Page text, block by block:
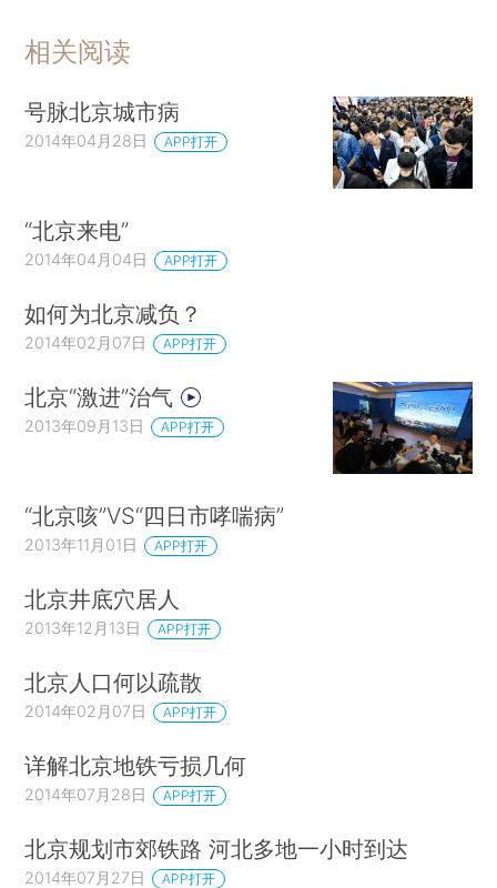
相关阅读
号脉北京城市病
2014年04月28日 APP打开
“北京来电”
2014年04月04日 APP打开
如何为北京减负？
2014年02月07日 APP打开
北京“激进”治气
2013年09月13日 APP打开
“北京咳”VS“四日市哮喘病”
2013年11月01日 APP打开
北京井底穴居人
2013年12月13日 APP打开
北京人口何以疏散
2014年02月07日 APP打开
详解北京地铁亏损几何
2014年07月28日 APP打开
北京规划市郊铁路 河北多地一小时到达
2014年07月27日 APP打开